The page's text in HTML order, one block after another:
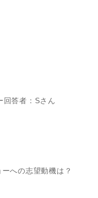
回答者：Sさん
への志望動機は？